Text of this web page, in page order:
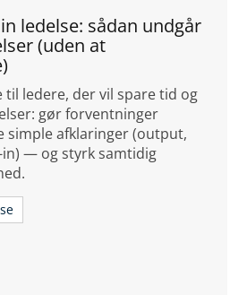
ledelse: sådan undgår
(uden at
til ledere, der vil spare tid og
gør forventninger
simple afklaringer (output,
in) — og styrk samtidig